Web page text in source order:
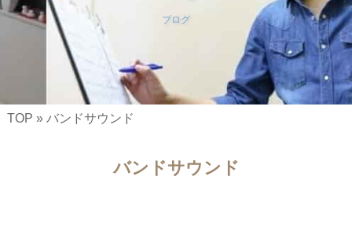
ブログ
TOP » バンドサウンド
バンドサウンド